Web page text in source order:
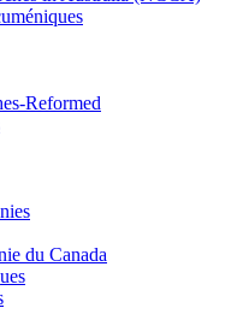
Reformed
du Canada